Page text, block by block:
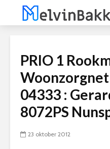
PRIO 1
Woonzorgnet
04333 :
8072PS
23 oktober 2012